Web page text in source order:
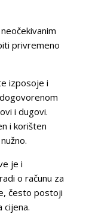
privremeno
izposoje i
i dugovi.
i korišten
je i
o računu za
često postoji
cijena.